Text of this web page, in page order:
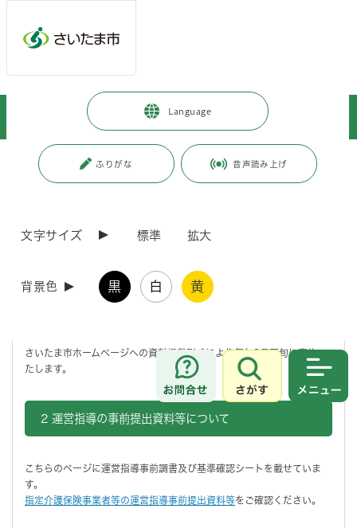
Language
ふりがな 音声読み上げ
文字サイズ 標準 拡大
背景色 黒 白 黄
お問合せ
さがす
事業者向けの情報 > 届出・手続き 介護保険
介護保険制度の適正な運営に向けて
更新日付：2025年6月23日 / ページ番号：C003097
介護保険制度の適正な運営のため、介護保険事業者等に対し、集団指
1 介護保険事業者集団指導について
さいたま市ホームページへの資料掲載形式により毎年9月下旬に実施い
たします。
2 運営指導の事前提出資料等について
こちらのページに運営指導事前調書及び基準確認シートを載せていま
す。
指定介護保険事業者等の運営指導事前提出資料等をご確認ください。